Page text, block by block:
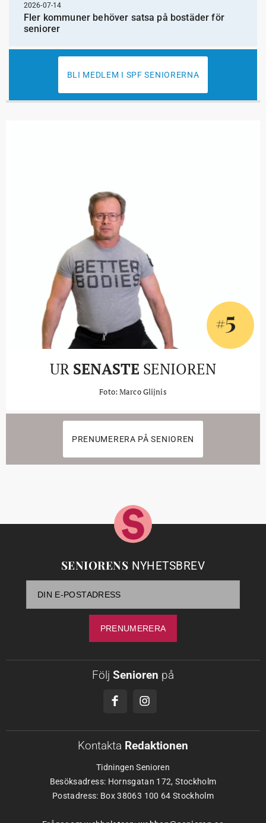
2026-07-14
Fler kommuner behöver satsa på bostäder för
seniorer
BLI MEDLEM I SPF SENIORERNA
#5
UR SENASTE SENIOREN
Foto: Marco Glijnis
PRENUMERERA PÅ SENIOREN
SENIORENS NYHETSBREV
Följ Senioren på
Kontakta Redaktionen
Tidningen Senioren
Besöksadress: Hornsgatan 172, Stockholm
Postadress: Box 38063 100 64 Stockholm